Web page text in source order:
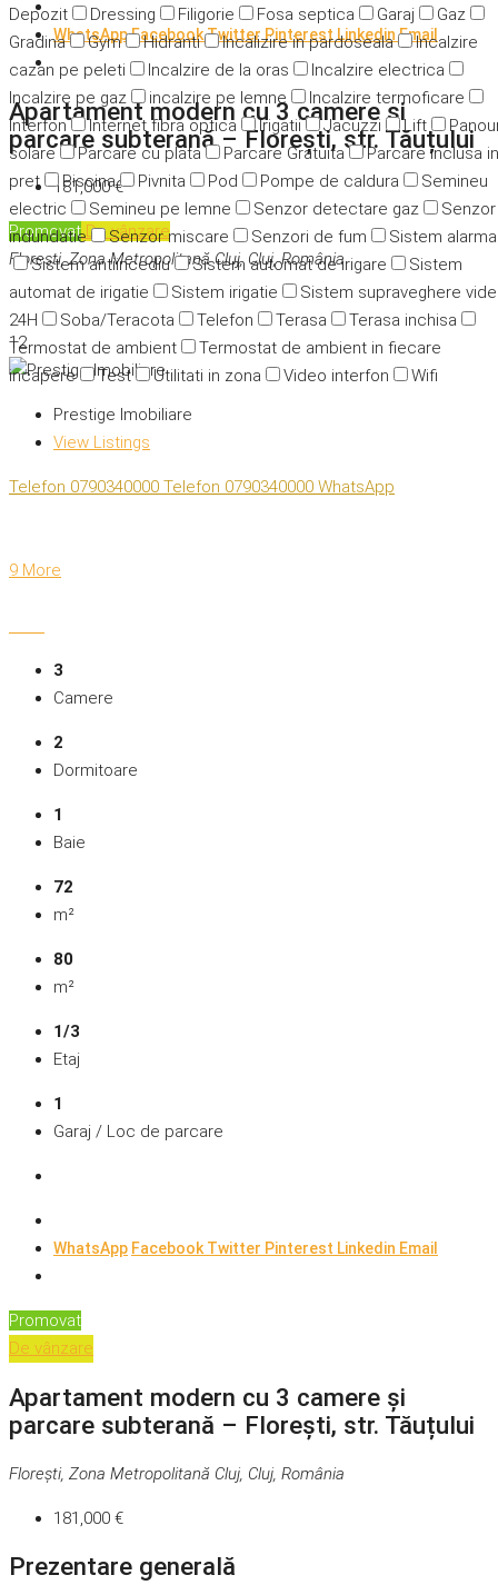
Depozit
Dressing Filigorie Fosa septica Garaj
Gaz
Gradina
Gym Hidranti Incalizire in pardoseala
Incalzire
cazan pe peleti
Incalzire de la oras
Incalzire electrica
Incalzire pe gaz
incalzire pe lemne
Incalzire termoficare
Interfon
Internet fibra optica Irigatii Jacuzzi Lift
solare
Parcare cu plata Parcare Gratuita
Parcare inclusa in
pret
Piscina Pivnita Pod Pompe de caldura
Semineu
electric
Semineu pe lemne Senzor detectare gaz
Senzor
indundatie
Senzor miscare Senzori de fum
Sistem alarma
Sistem antiincediu
Sistem automat de irigare
Sistem
automat de irigatie
Sistem irigatie
Sistem supraveghere
24H
Soba/Teracota Telefon Terasa
Terasa inchisa
Termostat de ambient
Termostat de ambient in fiecare
incapere
Test Utilitati in zona Video interfon Wifi
WhatsAppFacebookTwitter Pinterest LinkedinEmail
Apartament modern cu 3 camere și
parcare subterană – Florești, str. Tăuțului
181,000 €
PromovatDe vânzare
Florești, Zona Metropolitană Cluj, Cluj, România
12
Prestige Imobiliare
View Listings
Telefon 0790340000 Telefon 0790340000 WhatsApp
9 More
3
Camere
2
Dormitoare
1
Baie
72
m²
80
m²
1/3
Etaj
1
Garaj / Loc de parcare
WhatsApp FacebookTwitter Pinterest Linkedin Email
Promovat
De vânzare
Apartament modern cu 3 camere și
parcare subterană – Florești, str. Tăuțului
Florești, Zona Metropolitană Cluj, Cluj, România
181,000 €
Prezentare generală